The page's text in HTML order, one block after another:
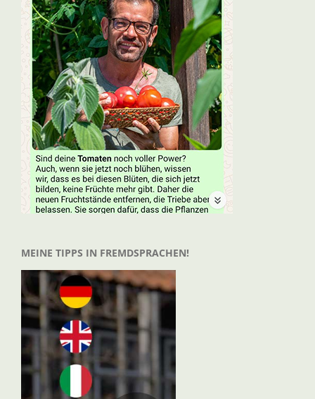
MEINE TIPPS IN FREMDSPRACHEN!